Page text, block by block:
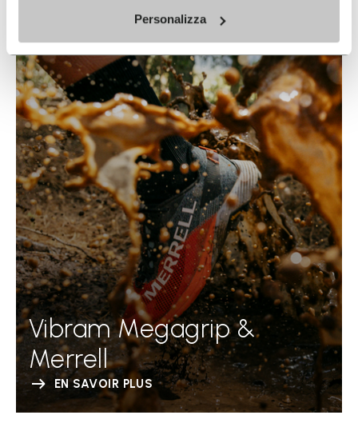
Personalizza
Vibram Megagrip &
Merrell
EN SAVOIR PLUS